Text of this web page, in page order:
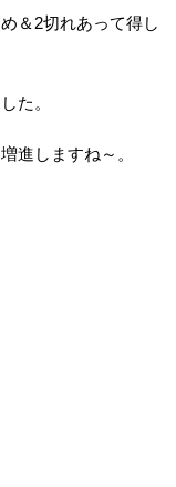
＆2切れあって得し
た。
進しますね～。